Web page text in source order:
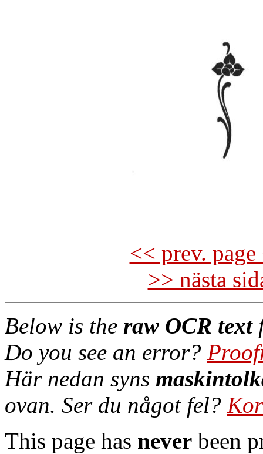
<< prev.
>> nästa
Below is the raw OCR text
Do you see an error?
Här nedan syns
ovan. Ser du något fel?
This page has never been